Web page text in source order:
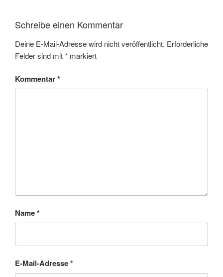
Schreibe einen Kommentar
Deine E-Mail-Adresse wird nicht veröffentlicht. Erforderliche
Felder sind mit* markiert
Kommentar*
Name*
E-Mail-Adresse*